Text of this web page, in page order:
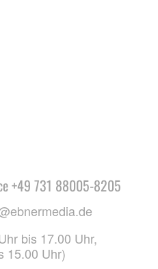
+49 731 88005-8205
bis 17.00 Uhr,
15.00 Uhr)